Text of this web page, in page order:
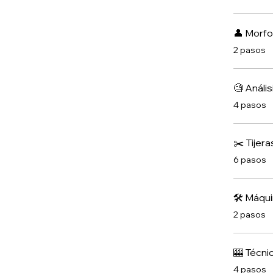
👤
.2 pasos
🧐
.
4 pasos
✂️
.6 pasos
🛠️
.2 pasos
🎰
.
4 pasos